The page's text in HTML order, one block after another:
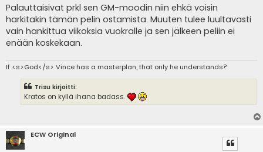
e
s
t
i
Palauttaisivat prkl sen GM-moodin niin ehkä voisin
harkitakin tämän pelin ostamista. Muuten tulee luultavasti
vain hankittua viikoksia vuokralle ja sen jälkeen peliin ei
enään koskekaan.
If <s>God</s> Vince has a masterplan, that only he understands?
Trisu kirjoitti:
Kratos on kyllä ihana badass.
ECW Original